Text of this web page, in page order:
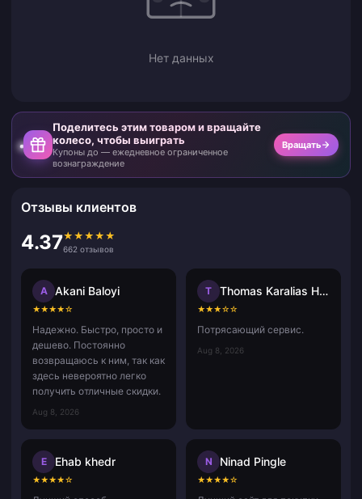
Нет данных
Поделитесь этим товаром и вращайте
колесо, чтобы выиграть
Купоны до — ежедневное ограниченное
вознаграждение
Вращать
Отзывы клиентов
4.37★ ★ ★ ★ ★
662 отзывов
A Akani Baloyi
★★★★☆
Надежно. Быстро, просто и
дешево. Постоянно
возвращаюсь к ним, так как
здесь невероятно легко
получить отличные скидки.
Aug 8, 2026
T Thomas Karalias Hammerica
★★★☆☆
Потрясающий сервис.
Aug 8, 2026
E Ehab khedr
★★★★☆
N Ninad Pingle
★★★★☆